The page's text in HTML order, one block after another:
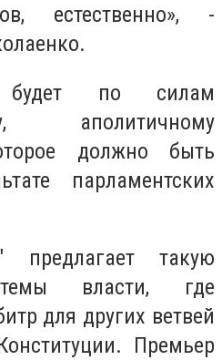
естественно», -
будет по силам
аполитичному
должно быть
парламентских
предлагает такую
власти, где
для других ветвей
Премьер